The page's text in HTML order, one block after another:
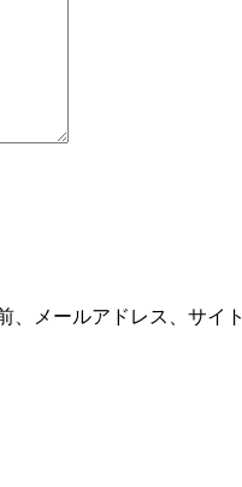
メールアドレス、サイ